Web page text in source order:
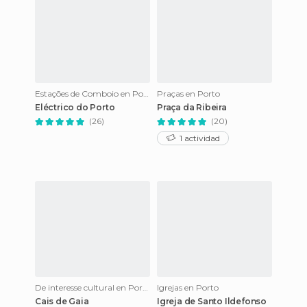
Estações de Comboio en Porto
Eléctrico do Porto
(26)
Praças en Porto
Praça da Ribeira
(20)
1 actividad
De interesse cultural en Porto
Cais de Gaia
Igrejas en Porto
Igreja de Santo Ildefonso